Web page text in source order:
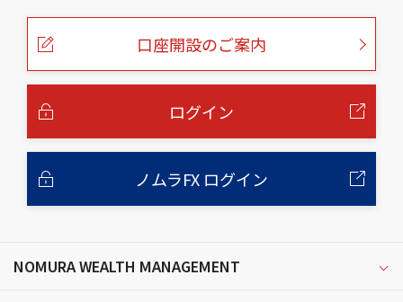
口座開設のご案内
ログイン
ノムラFX ログイン
NOMURA WEALTH MANAGEMENT